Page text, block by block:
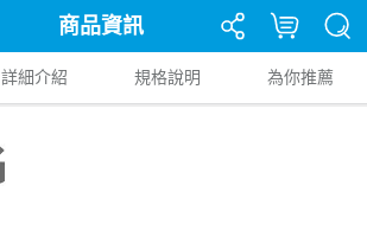
商品資訊
詳細介紹 規格說明 為你推薦